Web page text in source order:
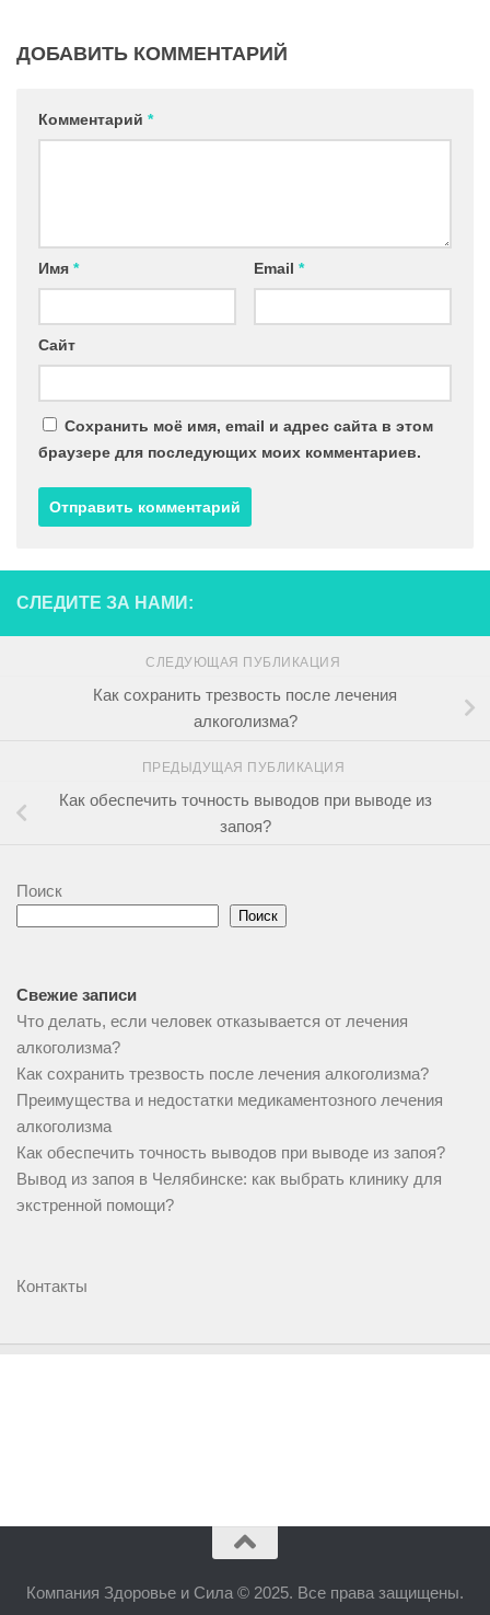
ДОБАВИТЬ КОММЕНТАРИЙ
Комментарий *
Имя * Email *
Сайт
Сохранить моё имя, email и адрес сайта в этом
браузере для последующих моих комментариев.
СЛЕДИТЕ ЗА НАМИ:
СЛЕДУЮЩАЯ ПУБЛИКАЦИЯ
Как сохранить трезвость после лечения
алкоголизма?
ПРЕДЫДУЩАЯ ПУБЛИКАЦИЯ
Как обеспечить точность выводов при выводе из
запоя?
Поиск
Поиск
Свежие записи
Что делать, если человек отказывается от лечения
алкоголизма?
Как сохранить трезвость после лечения алкоголизма?
Преимущества и недостатки медикаментозного лечения
алкоголизма
Как обеспечить точность выводов при выводе из запоя?
Вывод из запоя в Челябинске: как выбрать клинику для
экстренной помощи?
Контакты
Компания Здоровье и Сила © 2025. Все права защищены.